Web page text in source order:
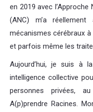
en 2019 avec
(ANC) m’a
mécanismes cérébraux à
et parfois même les
Aujourd’hui, je suis à
intelligence collective
personnes privées,
A(p)prendre Racines.